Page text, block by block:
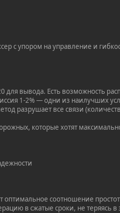
с упором на управление и
вывода. Есть возможность
1-2% — одни из наилучших
разрушает все связи
которые хотят
соотношение
в сжатые сроки, не теряясь в